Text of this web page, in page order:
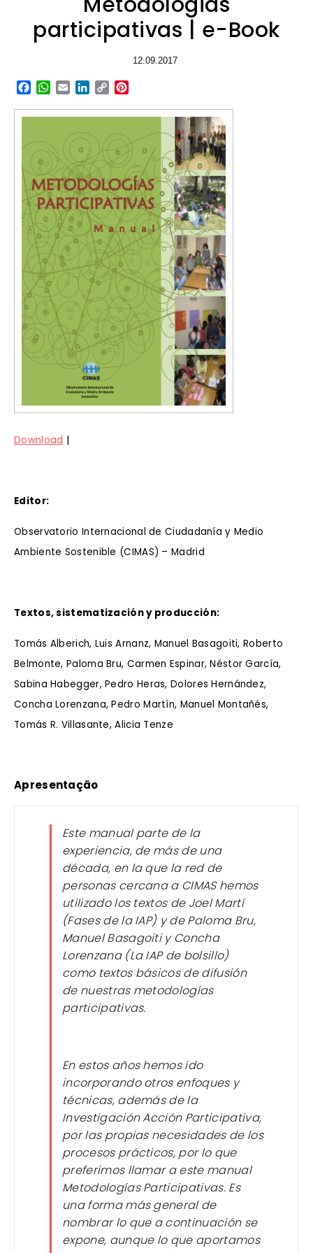
participativas | e-Book
12.09.2017
Facebook
WhatsApp
EmailLinkedIn
Copy
Download |
Editor:
Observatorio Internacional de Ciudadanía y Medio
Ambiente Sostenible (CIMAS) – Madrid
Textos, sistematización y producción:
Tomás Alberich, Luis Arnanz, Manuel Basagoiti, Roberto
Belmonte, Paloma Bru, Carmen Espinar, Néstor García,
Sabina Habegger, Pedro Heras, Dolores Hernández,
Concha Lorenzana, Pedro Martín, Manuel Montañés,
Tomás R. Villasante, Alicia Tenze
Apresentação
Este manual parte de la
experiencia, de más de una
década, en la que la red de
personas cercana a CIMAS hemos
utilizado los textos de Joel Martí
(Fases de la IAP) y de Paloma Bru,
Manuel Basagoiti y Concha
Lorenzana (La IAP de bolsillo)
como textos básicos de difusión
de nuestras metodologías
participativas.
En estos años hemos ido
incorporando otros enfoques y
técnicas, además de la
Investigación Acción Participativa,
por las propias necesidades de los
procesos prácticos, por lo que
preferimos llamar a este manual
Metodologías Participativas. Es
una forma más general de
nombrar lo que a continuación se
expone, aunque lo que aportamos